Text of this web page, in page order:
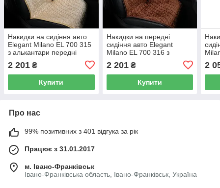
Накидки на сидіння авто
Elegant Milano EL 700 315
з алькантари передні
2 201 ₴
Купити
Накидки на передні
сидіння авто Elegant
Milano EL 700 316 з
алькантари коричневого
кольору
2 201₴
Купити
2
Про нас
99% позитивних з 401 відгука за рік
Працює з 31.01.2017
м. Івано-Франківськ
Івано-Франківська область, Івано-Франківськ, Україна